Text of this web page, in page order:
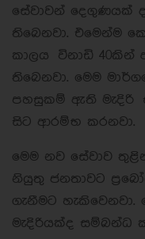
සේවාවන් දෙගුණයක්
තිබෙනවා. එමෙන්ම
කාලය විනාඩි 40කින්
තිබෙනවා. මෙම
පහසුකම් ඇති මැදිරි
සිට ආරම්භ කරනවා.
මෙම නව සේවාව
නියුතු ජනතාවට
ගැනීමට
මැදිරියක්ද සම්බන්ධ